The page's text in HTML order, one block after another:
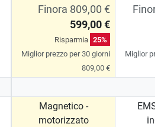
Finora 809,00 €
599,00 €
Risparmia 25%
Miglior prezzo per 30 giorni
809,00 €
Miglior
Magnetico -
motorizzato
EMS